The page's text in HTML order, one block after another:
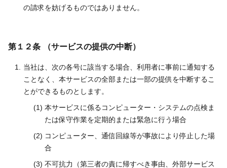
の請求を妨げるものではありません。
第１２条 （サービスの提供の中断）
当社は、次の各号に該当する場合、利用者に事前に通知する
ことなく、本サービスの全部または一部の提供を中断するこ
とができるものとします。
本サービスに係るコンピューター・システムの点検ま
たは保守作業を定期的または緊急に行う場合
コンピューター、通信回線等が事故により停止した場
合
不可抗力（第三者の責に帰すべき事由、外部サービス